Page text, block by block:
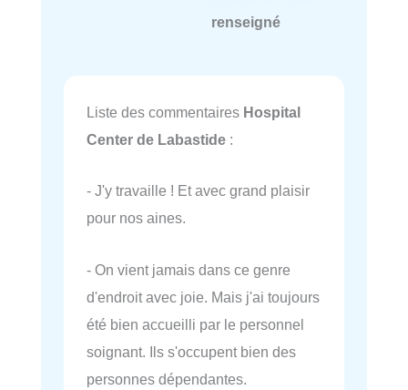
renseigné
Liste des commentaires Hospital
Center de Labastide :
- J'y travaille ! Et avec grand plaisir
pour nos aines.
- On vient jamais dans ce genre
d'endroit avec joie. Mais j'ai toujours
été bien accueilli par le personnel
soignant. Ils s'occupent bien des
personnes dépendantes.